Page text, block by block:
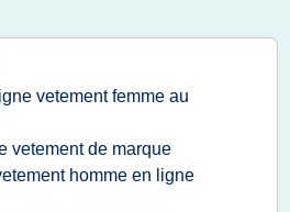
vetement femme au
vetement de marque
homme en ligne